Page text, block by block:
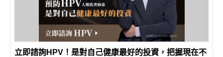
立即諮詢HPV！是對自己健康最好的投資，把握現在不